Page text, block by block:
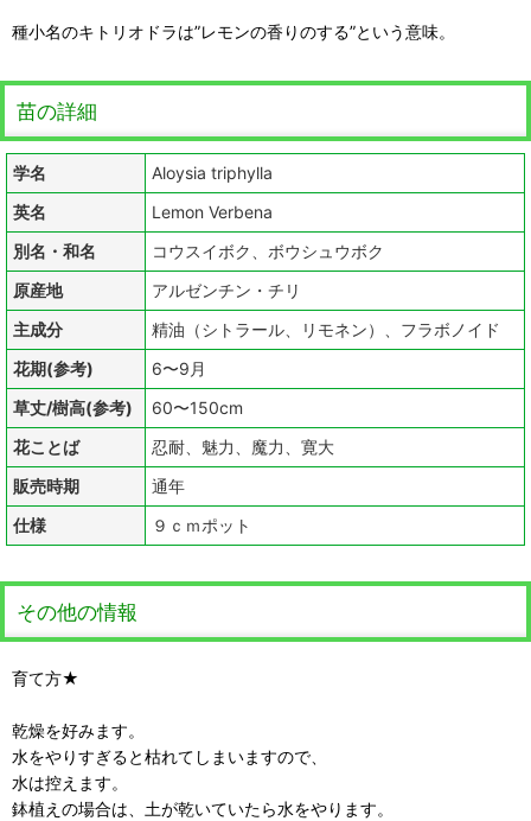
種小名のキトリオドラは”レモンの香りのする”という意味。
苗の詳細
学名
Aloysia triphylla
英名
Lemon Verbena
別名・和名
コウスイボク、ボウシュウボク
原産地
アルゼンチン・チリ
主成分
精油（シトラール、リモネン）、フラボノイド
花期(参考)
6〜9月
草丈/樹高(参考)
60〜150cm
花ことば
忍耐、魅力、魔力、寛大
販売時期
通年
仕様
９ｃｍポット
その他の情報
育て方★
乾燥を好みます。
水をやりすぎると枯れてしまいますので、
水は控えます。
鉢植えの場合は、土が乾いていたら水をやります。